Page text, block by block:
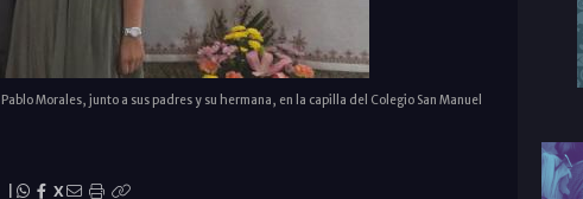
Pablo Morales, junto a sus padres y su hermana, en la capilla del Colegio San Manuel
X